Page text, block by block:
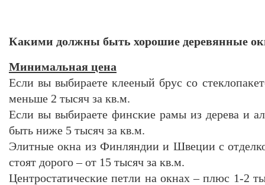
Какими должны быть хорошие деревянные
Минимальная цена
Если вы выбираете клееный брус со
меньше 2 тысяч за кв.м.
Если вы выбираете финские рамы из дерева и
быть ниже 5 тысяч за кв.м.
Элитные окна из Финляндии и Швеции с
стоят дорого – от 15 тысяч за кв.м.
Центростатические петли на окнах – плюс 1-2